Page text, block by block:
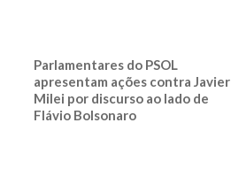
Parlamentares do PSOL
apresentam ações contra Javier
Milei por discurso ao lado de
Flávio Bolsonaro